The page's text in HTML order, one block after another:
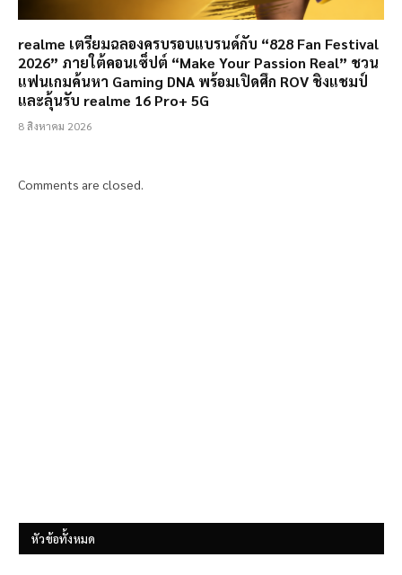
realme เตรียมฉลองครบรอบแบรนด์กับ “828 Fan Festival
2026” ภายใต้คอนเซ็ปต์ “Make Your Passion Real” ชวน
แฟนเกมค้นหา Gaming DNA พร้อมเปิดศึก ROV ชิงแชมป์
และลุ้นรับ realme 16 Pro+ 5G
8 สิงหาคม 2026
Comments are closed.
หัวข้อทั้งหมด